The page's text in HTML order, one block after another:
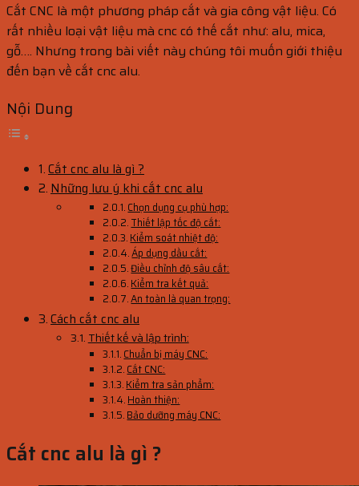
Cắt CNC là một phương pháp cắt và gia công vật liệu. Có
rất nhiều loại vật liệu mà cnc có thế cắt như: alu, mica,
gỗ…. Nhưng trong bài viết này chúng tôi muốn giới thiệu
đến bạn về cắt cnc alu.
Nội Dung
Cắt cnc alu là gì ?
Những lưu ý khi cắt cnc alu
Chọn dụng cụ phù hợp:
Thiết lập tốc độ cắt:
Kiểm soát nhiệt độ:
Áp dụng dầu cắt:
Điều chỉnh độ sâu cắt:
Kiểm tra kết quả:
An toàn là quan trọng:
Cách cắt cnc alu
Thiết kế và lập trình:
Chuẩn bị máy CNC:
Cắt CNC:
Kiểm tra sản phẩm:
Hoàn thiện:
Bảo dưỡng máy CNC:
Cắt cnc alu là gì ?